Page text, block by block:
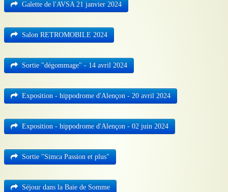
Historique
Divers▼
Galette de l'AVSA 21 janvier 2024
Salon RETROMOBILE 2024
Sortie "dégommage" - 14 avril 2024
Exposition - hippodrome d'Alençon - 20 avril 2024
Exposition - hippodrome d'Alençon - 02 juin 2024
Sortie "Simca Passion et plus"
Séjour dans la Baie de Somme